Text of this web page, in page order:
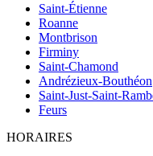
Saint-Étienne
Roanne
Montbrison
Firminy
Saint-Chamond
Andrézieux-Bouthéon
Saint-Just-Saint-
Feurs
HORAIRES